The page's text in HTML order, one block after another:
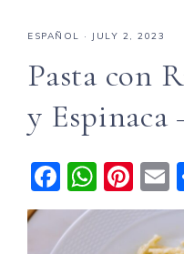
ESPAÑOL · JULY 2, 2023
Pasta con
y Espinaca
F
a
c
W
h
Pi
n
te